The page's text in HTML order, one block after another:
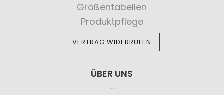
Größentabellen
Produktpflege
VERTRAG WIDERRUFEN
ÜBER UNS